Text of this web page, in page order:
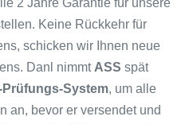
2 Jahre Garantie für unsere
Keine Rückkehr für
schicken wir Ihnen neue
Danl nimmt ASS spät
System, um alle
an, bevor er versendet und